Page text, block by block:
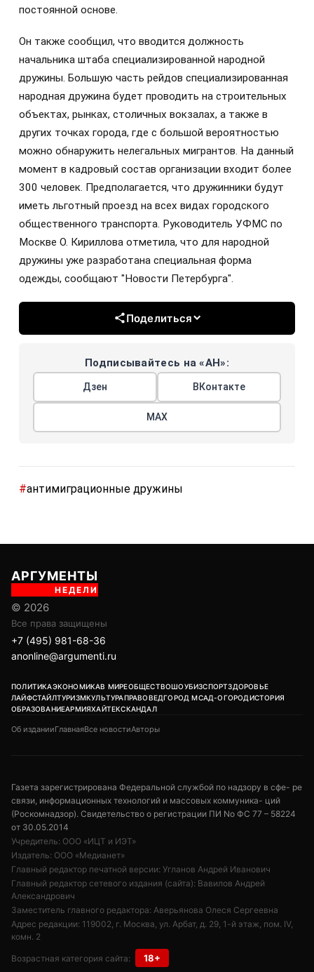
постоянной основе.
Он также сообщил, что вводится должность
начальника штаба специализированной народной
дружины. Большую часть рейдов специализированная
народная дружина будет проводить на строительных
объектах, рынках, столичных вокзалах, а также в
других точках города, где с большой вероятностью
можно обнаружить нелегальных мигрантов. На данный
момент в кадровый состав организации входит более
300 человек. Предполагается, что дружинники будут
иметь льготный проезд на всех видах городского
общественного транспорта. Руководитель УФМС по
Москве О. Кириллова отметила, что для народной
дружины уже разработана специальная форма
одежды, сообщают "Новости Петербурга".
Поделиться
Подписывайтесь на «АН»:
Дзен ВКонтакте
МАХ
#антимиграционные дружины
АРГУМЕНТЫ
НЕДЕЛИ
© 2026
Все права защищены
+7 (495) 981-68-36
anonline@argumenti.ru
ПОЛИТИКАЭКОНОМИКАВ МИРЕОБЩЕСТВОШОУБИЗСПОРТЗДОРОВЬЕ
ЛАЙФСТАЙЛТУРИЗМКУЛЬТУРАПРАВОВЕДГОРОД МСАД-ОГОРОДИСТОРИЯ
ОБРАЗОВАНИЕАРМИЯХАЙТЕКСКАНДАЛ
Об изданииГлавнаяВсе новостиАвторы
Газета зарегистрирована Федеральной службой по надзору в сфе- ре
связи, информационных технологий и массовых коммуника- ций
(Роскомнадзор). Свидетельство о регистрации ПИ No ФС 77 – 58224
от 30.05.2014
Учредитель: ООО «ИЦТ и ИЭТ»
Издатель: ООО «Медианет»
Главный редактор печатной версии: Угланов Андрей Иванович
Главный редактор сетевого издания (сайта): Вавилов Андрей
Александрович
Заместитель главного редактора: Аверьянова Олеся Сергеевна
Адрес редакции: 119002, г. Москва, ул. Арбат, д. 29, 1-й этаж, пом. IV,
комн. 2
Возрастная категория сайта: 18+